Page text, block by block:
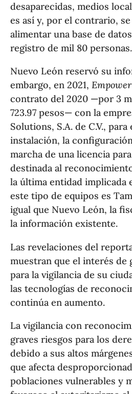
desaparecidas, medios
es así y, por el contrario,
alimentar una base de
registro de mil 80 personas.
Nuevo León reservó su
embargo, en 2021,Empower
contrato del 2020 —por 3
723.97 pesos— con la
Solutions, S.A. de C.V.,
instalación, la
marcha de una licencia
destinada al
la última entidad implicada
este tipo de equipos es
igual que Nuevo León, la
la información existente.
Las revelaciones del
muestran que el interés de
para la vigilancia de su
las tecnologías de
continúa en aumento.
La vigilancia con
graves riesgos para los
debido a sus altos
que afecta
poblaciones vulnerables y